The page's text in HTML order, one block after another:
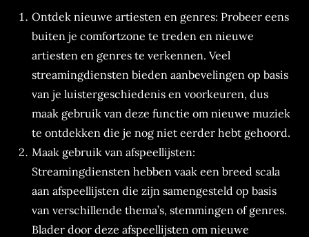
Ontdek nieuwe artiesten en genres: Probeer eens
buiten je comfortzone te treden en nieuwe
artiesten en genres te verkennen. Veel
streamingdiensten bieden aanbevelingen op basis
van je luistergeschiedenis en voorkeuren, dus
maak gebruik van deze functie om nieuwe muziek
te ontdekken die je nog niet eerder hebt gehoord.
Maak gebruik van afspeellijsten:
Streamingdiensten hebben vaak een breed scala
aan afspeellijsten die zijn samengesteld op basis
van verschillende thema’s, stemmingen of genres.
Blader door deze afspeellijsten om nieuwe